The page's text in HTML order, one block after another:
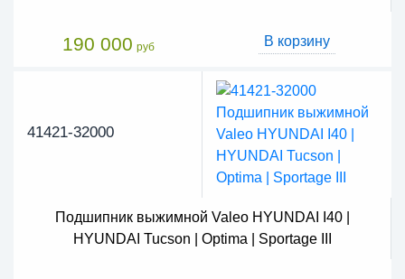
190 000 руб В корзину
41421-32000
Подшипник выжимной Valeo HYUNDAI I40 |
HYUNDAI Tucson | Optima | Sportage III